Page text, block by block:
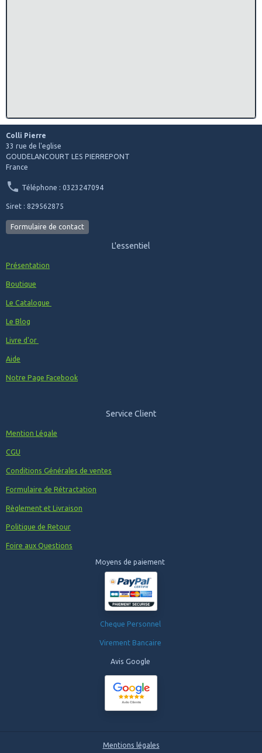
Colli Pierre
33 rue de l'eglise
GOUDELANCOURT LES PIERREPONT
France
Téléphone : 0323247094
Siret : 829562875
Formulaire de contact
L'essentiel
Présentation
Boutique
Le Catalogue
Le Blog
Livre d'or
Aide
Notre Page Facebook
Service Client
Mention Légale
CGU
Conditions Générales de ventes
Formulaire de Rétractation
Règlement et Livraison
Politique de Retour
Foire aux Questions
Moyens de paiement
Cheque Personnel
Virement Bancaire
Avis Google
Mentions légales